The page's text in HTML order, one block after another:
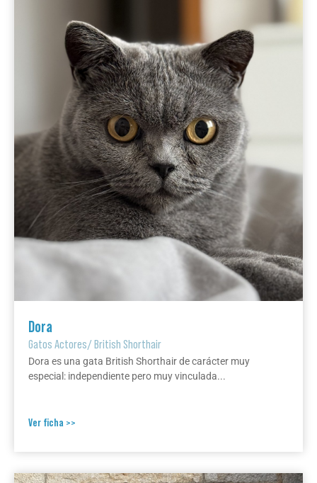
Dora
Gatos Actores/British Shorthair
Dora es una gata British Shorthair de carácter muy
especial: independiente pero muy vinculada...
Ver ficha >>